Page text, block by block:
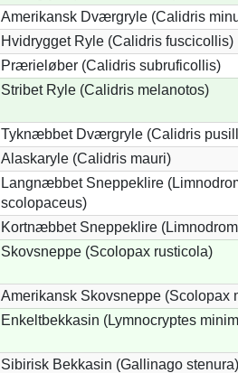
Amerikansk Dværgryle (Calidris
Hvidrygget Ryle (Calidris fuscicollis)
Prærieløber (Calidris subruficollis)
Stribet Ryle (Calidris melanotos)
Tyknæbbet Dværgryle (Calidris
Alaskaryle (Calidris mauri)
Langnæbbet Sneppeklire
scolopaceus)
Kortnæbbet Sneppeklire
Skovsneppe (Scolopax rusticola)
Amerikansk Skovsneppe (Scolopax
Enkeltbekkasin (Lymnocryptes
Sibirisk Bekkasin (Gallinago stenura)